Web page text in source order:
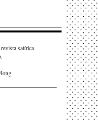
satírica